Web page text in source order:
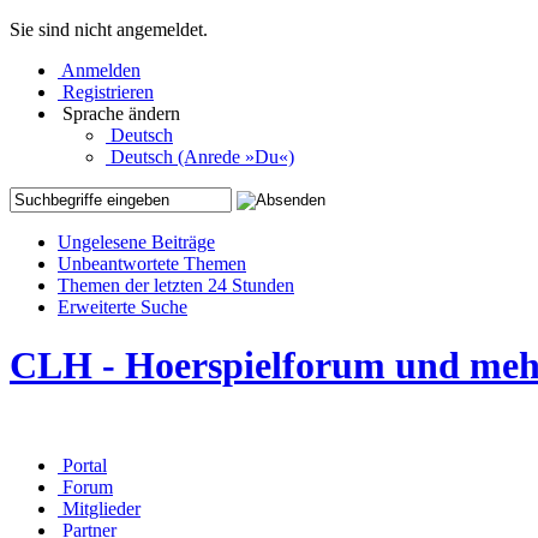
Sie sind nicht angemeldet.
Anmelden
Registrieren
Sprache ändern
Deutsch
Deutsch (Anrede »Du«)
Ungelesene Beiträge
Unbeantwortete Themen
Themen der letzten 24 Stunden
Erweiterte Suche
CLH - Hoerspielforum und
Portal
Forum
Mitglieder
Partner